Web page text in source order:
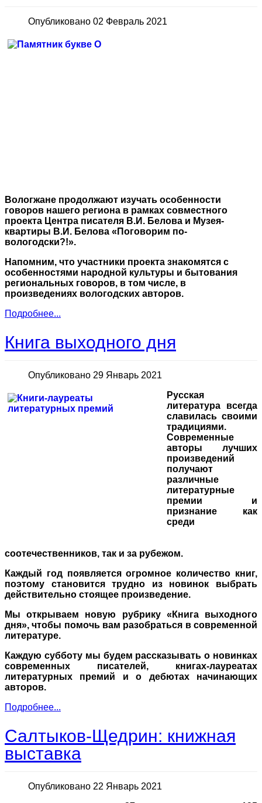
Опубликовано 02 Февраль 2021
Вологжане продолжают изучать особенности
говоров нашего региона в рамках совместного
проекта Центра писателя В.И. Белова и Музея-
квартиры В.И. Белова «Поговорим по-
вологодски?!».
Напомним, что участники проекта знакомятся с
особенностями народной культуры и бытования
региональных говоров, в том числе, в
произведениях вологодских авторов.
Подробнее...
Книга выходного дня
Опубликовано 29 Январь 2021
Русская
литература всегда
славилась своими
традициями.
Современные
авторы лучших
произведений
получают
различные
литературные
премии и
признание как
среди
соотечественников, так и за рубежом.
Каждый год появляется огромное количество книг,
поэтому становится трудно из новинок выбрать
действительно стоящее произведение.
Мы открываем новую рубрику «Книга выходного
дня», чтобы помочь вам разобраться в современной
литературе.
Каждую субботу мы будем рассказывать о новинках
современных писателей, книгах-лауреатах
литературных премий и о дебютах начинающих
авторов.
Подробнее...
Салтыков-Щедрин: книжная
выставка
Опубликовано 22 Январь 2021